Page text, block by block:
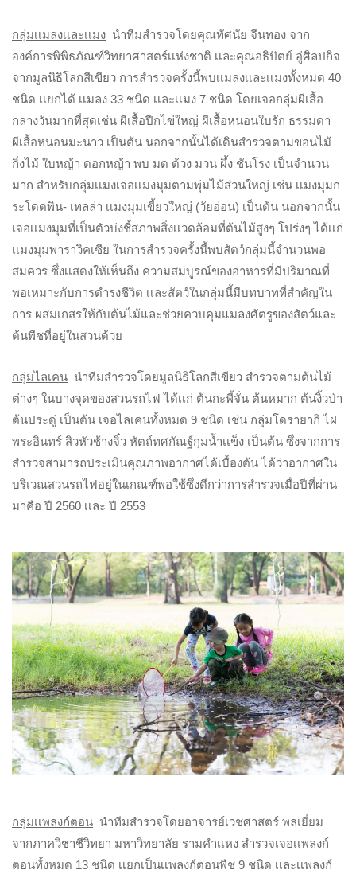
กลุ่มเเมลงเเละเเมง นำทีมสำรวจโดยคุณทัศนัย จีนทอง จาก
องค์การพิพิธภัณฑ์วิทยาศาสตร์เเห่งชาติ เเละคุณอธิปัตย์ อู่ศิลปกิจ
จากมูลนิธิโลกสีเขียว การสำรวจครั้งนี้พบเเมลงเเละเเมงทั้งหมด 40
ชนิด เเยกได้ เเมลง 33 ชนิด เเละเเมง 7 ชนิด โดยเจอกลุ่มผีเสื้อ
กลางวันมากที่สุดเช่น ผีเสื้อปีกไข่ใหญ่ ผีเสื้อหนอนใบรัก ธรรมดา
ผีเสื้อหนอนมะนาว เป็นต้น นอกจากนั้นได้เดินสำรวจตามขอนไม้
กิ่งไม้ ใบหญ้า ดอกหญ้า พบ มด ด้วง มวน ผึ้ง ชันโรง เป็นจำนวน
มาก สำหรับกลุ่มเเมงเจอเเมงมุมตามพุ่มไม้ส่วนใหญ่ เช่น เเมงมุมก
ระโดดพิน- เทลล่า เเมงมุมเขี้ยวใหญ่ (วัยอ่อน) เป็นต้น นอกจากนั้น
เจอเเมงมุมที่เป็นตัวบ่งชี้สภาพสิ่งเเวดล้อมที่ต้นไม้สูงๆ โปร่งๆ ได้เเก่
เเมงมุมพาราวิคเซีย ในการสำรวจครั้งนี้พบสัตว์กลุ่มนี้จำนวนพอ
สมควร ซึ่งเเสดงให้เห็นถึง ความสมบูรณ์ของอาหารที่มีปริมาณที่
พอเหมาะกับการดำรงชีวิต เเละสัตว์ในกลุ่มนี้มีบทบาทที่สำคัญใน
การ ผสมเกสรให้กับต้นไม้และช่วยควบคุมแมลงศัตรูของสัตว์และ
ต้นพืชที่อยู่ในสวนด้วย
กลุ่มไลเคน นำทีมสำรวจโดยมูลนิธิโลกสีเขียว สำรวจตามต้นไม้
ต่างๆ ในบางจุดของสวนรถไฟ ได้เเก่ ต้นกะพี้จั่น ต้นหมาก ต้นงิ้วป่า
ต้นประดู่ เป็นต้น เจอไลเคนทั้งหมด 9 ชนิด เช่น กลุ่มโดรายากิ ไฝ
พระอินทร์ สิวหัวช้างจิ๋ว หัตถ์ทศกัณฐ์กุมน้ำเเข็ง เป็นต้น ซึ่งจากการ
สำรวจสามารถประเมินคุณภาพอากาศได้เบื้องต้น ได้ว่าอากาศใน
บริเวณสวนรถไฟอยู่ในเกณฑ์พอใช้ซึ่งดีกว่าการสำรวจเมื่อปีที่ผ่าน
มาคือ ปี 2560 เเละ ปี 2553
กลุ่มเเพลงก์ตอน นำทีมสำรวจโดยอาจารย์เวชศาสตร์ พลเยี่ยม
จากภาควิชาชีวิทยา มหาวิทยาลัย รามคำเเหง สำรวจเจอเเพลงก์
ตอนทั้งหมด 13 ชนิด เเยกเป็นเเพลงก์ตอนพืช 9 ชนิด เเละเเพลงก์